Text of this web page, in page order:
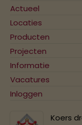
Actueel
Locaties
Producten
Projecten
Informatie
Vacatures
Inloggen
Koers